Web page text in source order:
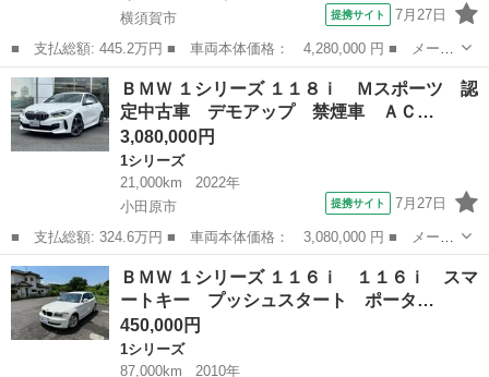
横須賀市
提携サイト 7月27日
■ 支払総額: 445.2万円 ■ 車両本体価格： 4,280,000 円 ■ メーカ
ー名： ＢＭＷ ■ 車種名： １シリーズ ■ グレード名： １２
０ Ｍスポーツ 認定中古車 正規ディーラー 認定中古車保証２
年 弊社デモ...
神奈川 横須賀市 1シリーズ
ＢＭＷ １シリーズ １１８ｉ Ｍスポーツ 認
定中古車 デモアップ 禁煙車 ＡＣ…
3,080,000円
1シリーズ
21,000km
2022年
小田原市
提携サイト 7月27日
■ 支払総額: 324.6万円 ■ 車両本体価格： 3,080,000 円 ■ メーカ
ー名： ＢＭＷ ■ 車種名： １シリーズ ■ グレード名： １１８
ｉ Ｍスポーツ 認定中古車 デモアップ 禁煙車 ＡＣＣ ブラッ
クレザー...
神奈川 小田原市 1シリーズ
ＢＭＷ １シリーズ １１６ｉ １１６ｉ スマ
ートキー プッシュスタート ポータ…
450,000円
1シリーズ
87,000km
2010年